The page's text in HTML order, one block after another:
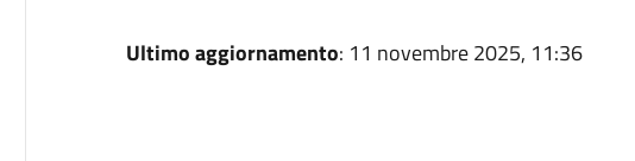
Ultimo aggiornamento: 11 novembre 2025, 11:36